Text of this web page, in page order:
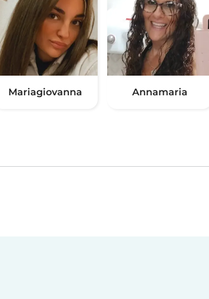
Mariagiovanna Annamaria